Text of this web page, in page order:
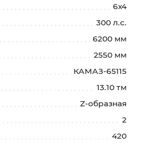
6х4
300 л.с.
6200 мм
2550 мм
КАМАЗ-65115
13.10 тм
Z-образная
2
420